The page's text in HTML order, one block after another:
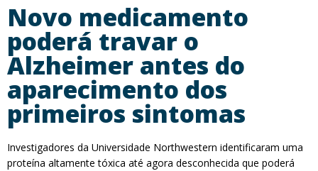
Novo medicamento
poderá travar o
Alzheimer antes do
aparecimento dos
primeiros sintomas
Investigadores da Universidade Northwestern identificaram uma
proteína altamente tóxica até agora desconhecida que poderá